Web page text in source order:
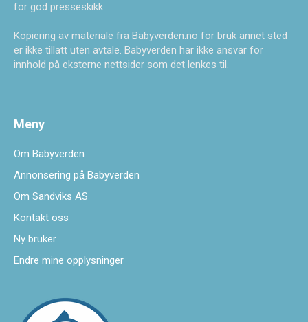
for god presseskikk.
Kopiering av materiale fra Babyverden.no for bruk annet sted
er ikke tillatt uten avtale. Babyverden har ikke ansvar for
innhold på eksterne nettsider som det lenkes til.
Meny
Om Babyverden
Annonsering på Babyverden
Om Sandviks AS
Kontakt oss
Ny bruker
Endre mine opplysninger